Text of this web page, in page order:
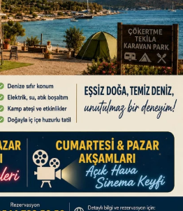
DÜNYA
Güncelleme: 21.03.2026 - 20:00
ABD üslerinin
belirlediği
saldırıları sürüyor.
ABONE OL